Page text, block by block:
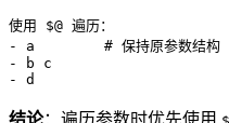
使用 $@ 遍历：
- a        # 保持原参数结构（
- b c
- d
结论：遍历参数时优先使用